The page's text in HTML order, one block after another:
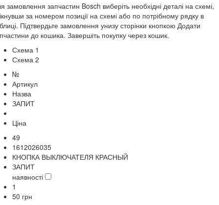
замовлення запчастин Bosch виберіть необхідні деталі на схемі,
за номером позиції на схемі або по потрібному рядку в
Підтвердьте замовлення унизу сторінки кнопкою Додати
до кошика. Завершіть покупку через кошик.
Схема 1
Схема 2
№
Артикул
Назва
ЗАПИТ
Ціна
49
1612026035
КНОПКА ВЫКЛЮЧАТЕЛЯ КРАСНЫЙ
ЗАПИТ
наявності
1
50 грн